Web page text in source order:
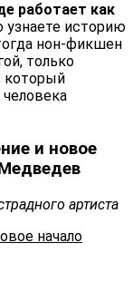
работает как
узнаете историю
нон-фикшен
только
который
и новое
артиста
начало